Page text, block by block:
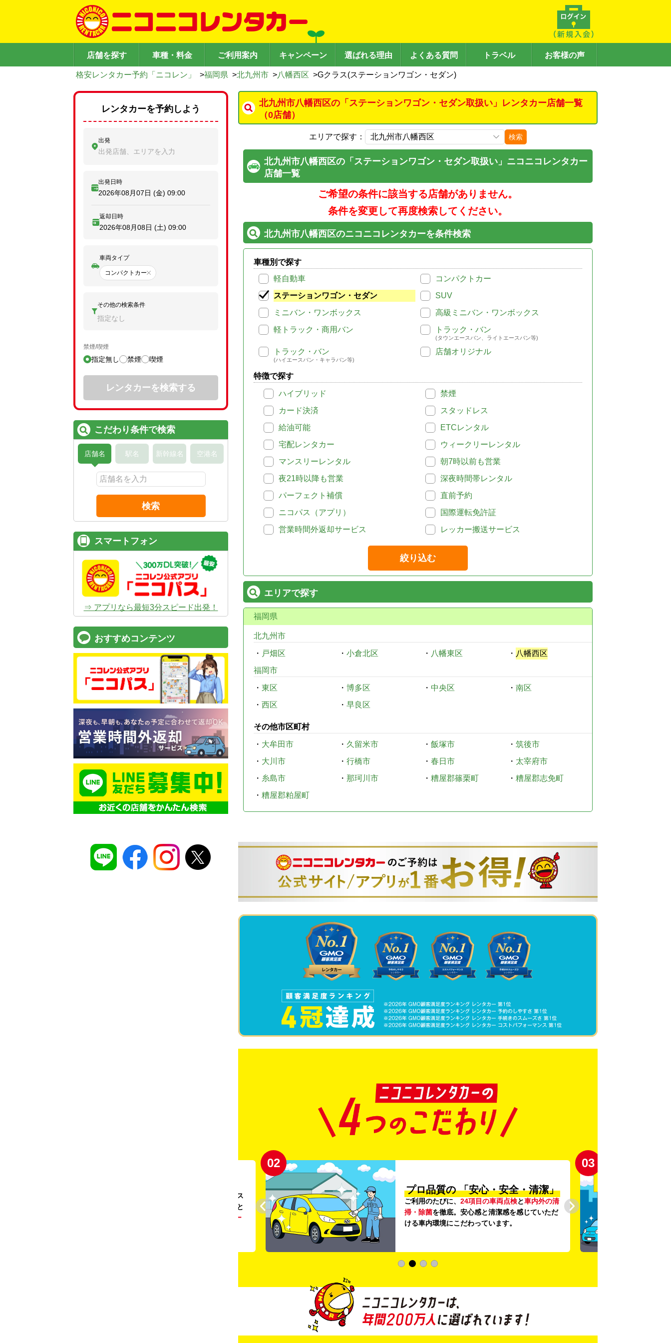
店舗を探す 車種・料金 ご利用案内 キャンペーン 選ばれる理由 よくある質問 トラベル お客様の声
格安レンタカー予約「ニコレン」 >福岡県 >北九州市 >八幡西区 >Gクラス(ステーションワゴン・セダン)
北九州市八幡西区の「ステーションワゴン・セダン取扱い」レンタカー店舗一覧
（0店舗）
エリアで探す： 検索
北九州市八幡西区の「ステーションワゴン・セダン取扱い」ニコニコレンタカー
店舗一覧
ご希望の条件に該当する店舗がありません。
条件を変更して再度検索してください。
北九州市八幡西区のニコニコレンタカーを条件検索
車種別で探す
軽自動車
コンパクトカー
ステーションワゴン・セダン
SUV
ミニバン・ワンボックス
高級ミニバン・ワンボックス
軽トラック・商用バン
トラック・バン
(タウンエースバン、ライトエースバン等)
トラック・バン
(ハイエースバン・キャラバン等)
店舗オリジナル
特徴で探す
ハイブリッド
禁煙
カード決済
スタッドレス
給油可能
ETCレンタル
宅配レンタカー
ウィークリーレンタル
マンスリーレンタル
朝7時以前も営業
夜21時以降も営業
深夜時間帯レンタル
パーフェクト補償
直前予約
ニコパス（アプリ）
国際運転免許証
営業時間外返却サービス
レッカー搬送サービス
絞り込む
エリアで探す
福岡県
北九州市
・ 戸畑区 ・ 小倉北区 ・ 八幡東区 ・ 八幡西区
福岡市
・ 東区 ・ 博多区 ・ 中央区 ・ 南区
・ 西区 ・ 早良区
その他市区町村
・ 大牟田市 ・ 久留米市 ・ 飯塚市 ・ 筑後市
・ 大川市 ・ 行橋市 ・ 春日市 ・ 太宰府市
・ 糸島市 ・ 那珂川市 ・ 糟屋郡篠栗町 ・ 糟屋郡志免町
・ 糟屋郡粕屋町
。ガソリンス
タンドや整備工場の既存インフラを活用すること
リー
02
プロ品質の 「安心・安全・清潔」
ご利用のたびに、 24項目の車両点検と車内外の清
掃・除菌を徹底。安心感と清潔感を感じていただ
ける車内環境にこだわっています。
03
レンタカーを予約しよう
出発
出発店舗、エリアを入力
出発日時
2026年08月07日 (金) 09:00
返却日時
2026年08月08日 (土) 09:00
車両タイプ
コンパクトカー
その他の検索条件
指定なし
禁煙/喫煙
指定無し 禁煙 喫煙
レンタカーを検索する
こだわり条件で検索
店舗名 駅名 新幹線名 空港名
検索
スマートフォン
⇒ アプリなら最短3分スピード出発！
おすすめコンテンツ